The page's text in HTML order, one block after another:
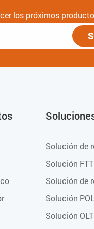
los próximos
Solución de
Solución
Solución de
Solución POL
Solución